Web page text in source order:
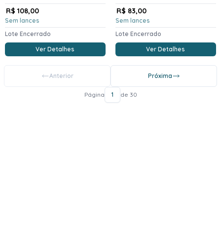
R$ 108,00
Sem lances
Lote Encerrado
Ver Detalhes
R$ 83,00
Sem lances
Lote Encerrado
Ver Detalhes
Anterior Próxima
Página 1 de 30